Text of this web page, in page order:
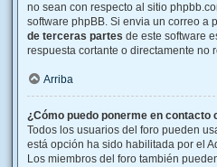
no sean con respecto al sitio
software phpBB. Si envia un correo a
de terceras partes de este software
respuesta cortante o directamente no
Arriba
¿Cómo puedo ponerme en contacto
Todos los usuarios del foro pueden
está opción ha sido habilitada por el
Los miembros del foro también